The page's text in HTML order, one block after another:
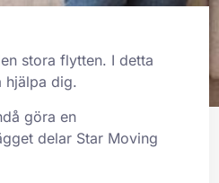
stora flytten. I detta
hjälpa dig.
göra en
delar Star Moving